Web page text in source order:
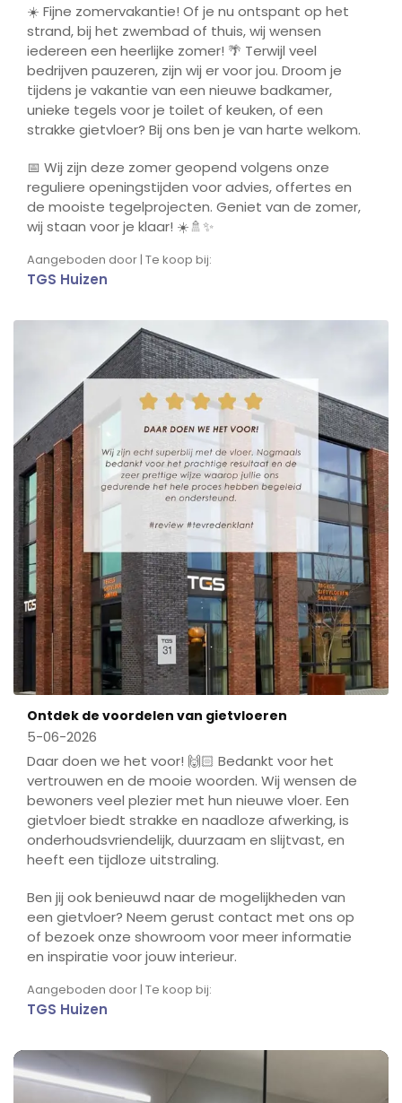
☀️ Fijne zomervakantie! Of je nu ontspant op het
strand, bij het zwembad of thuis, wij wensen
iedereen een heerlijke zomer! 🌴 Terwijl veel
bedrijven pauzeren, zijn wij er voor jou. Droom je
tijdens je vakantie van een nieuwe badkamer,
unieke tegels voor je toilet of keuken, of een
strakke gietvloer? Bij ons ben je van harte welkom.
📅 Wij zijn deze zomer geopend volgens onze
reguliere openingstijden voor advies, offertes en
de mooiste tegelprojecten. Geniet van de zomer,
wij staan voor je klaar! ☀️🚿✨
Aangeboden door | Te koop bij:
TGS Huizen
Ontdek de voordelen van gietvloeren
5-06-2026
Daar doen we het voor! 🙌🏻 Bedankt voor het
vertrouwen en de mooie woorden. Wij wensen de
bewoners veel plezier met hun nieuwe vloer. Een
gietvloer biedt strakke en naadloze afwerking, is
onderhoudsvriendelijk, duurzaam en slijtvast, en
heeft een tijdloze uitstraling.
Ben jij ook benieuwd naar de mogelijkheden van
een gietvloer? Neem gerust contact met ons op
of bezoek onze showroom voor meer informatie
en inspiratie voor jouw interieur.
Aangeboden door | Te koop bij:
TGS Huizen